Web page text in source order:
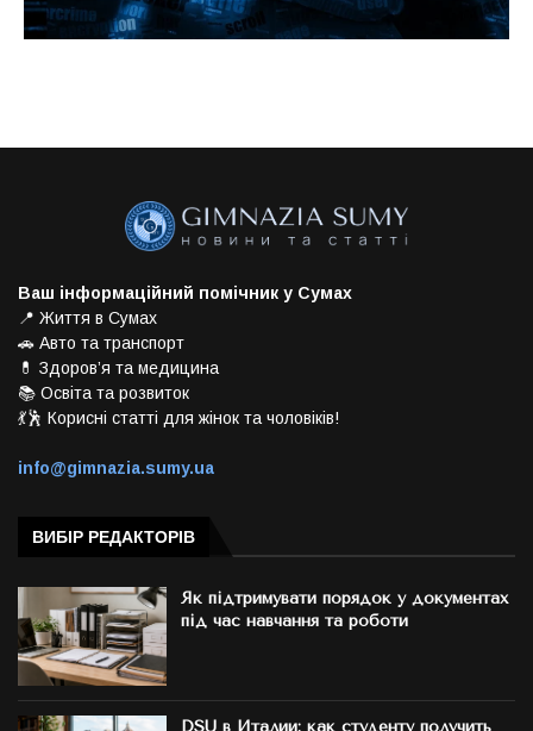
Ваш інформаційний помічник у Сумах
📍 Життя в Сумах
🚗 Авто та транспорт
💊 Здоров’я та медицина
📚 Освіта та розвиток
💃🕺 Корисні статті для жінок та чоловіків!
info@gimnazia.sumy.ua
ВИБІР РЕДАКТОРІВ
Як підтримувати порядок у документах
під час навчання та роботи